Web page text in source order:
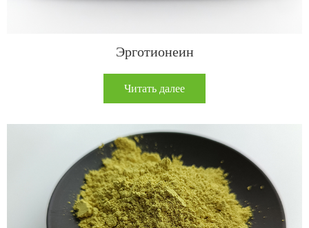
Эрготионеин
Читать далее